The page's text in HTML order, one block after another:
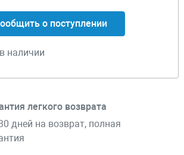
о поступлении
наличии
легкого возврата
дней на возврат, полная